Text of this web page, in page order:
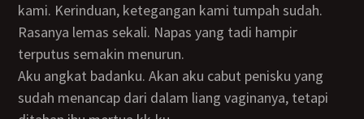
kami. Kerinduan, ketegangan kami tumpah sudah.
Rasanya lemas sekali. Napas yang tadi hampir
terputus semakin menurun.
Aku angkat badanku. Akan aku cabut penisku yang
sudah menancap dari dalam liang vaginanya, tetapi